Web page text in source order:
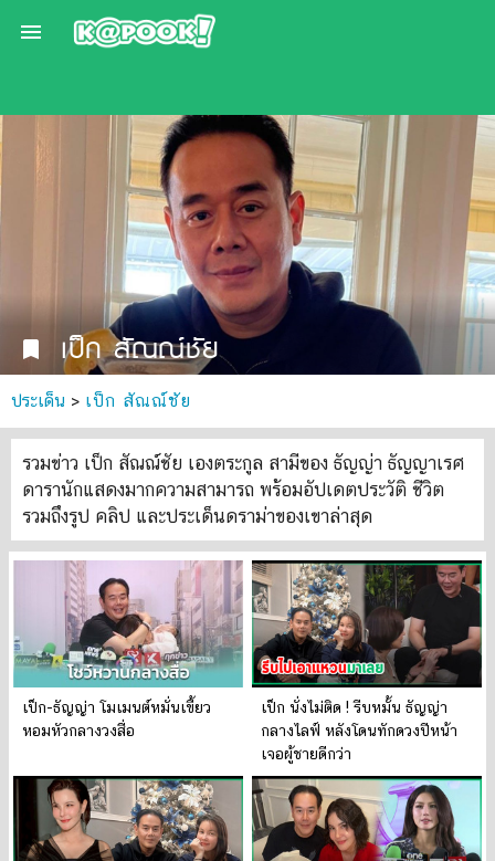

bookmark เป็ก สัณณ์ชัย
ประเด็น > เป็ก สัณณ์ชัย
รวมข่าว เป็ก สัณณ์ชัย เองตระกูล สามีของ ธัญญ่า ธัญญาเรศ
ดารานักแสดงมากความสามารถ พร้อมอัปเดตประวัติ ชีวิต
รวมถึงรูป คลิป และประเด็นดราม่าของเขาล่าสุด
เป็ก-ธัญญ่า โมเมนต์หมั่นเขี้ยว
หอมหัวกลางวงสื่อ
เป็ก นั่งไม่ติด ! รีบหมั้น ธัญญ่า
กลางไลฟ์ หลังโดนทักดวงปีหน้า
เจอผู้ชายดีกว่า